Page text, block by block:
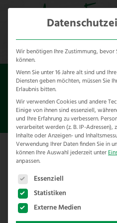
Sie sind hier:Referenzen
UNSERE
PRODUKTEN
Unsere Referenzen
Wir bauen Zäune für
Holzzaun bis zum
Unsere Zäune
Wir benötigen Ihre Zustimmung, bevor
können.
Wenn Sie unter 16 Jahre alt sind und
Diensten geben möchten, müssen Sie
Erlaubnis bitten.
Wir verwenden Cookies und andere
Einige von ihnen sind essenziell,
und Ihre Erfahrung zu verbessern.
verarbeitet werden (z. B. IP-Adressen),
Inhalte oder Anzeigen- und
Verwendung Ihrer Daten finden Sie in
können Ihre Auswahl jederzeit unter
anpassen.
Es folgt eine Liste der
Essenziell
Statistiken
Externe Medien